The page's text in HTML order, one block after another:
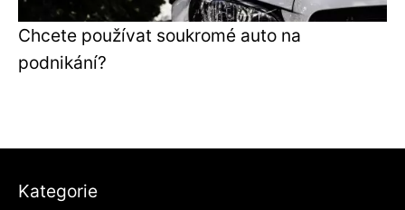
Chcete používat soukromé auto na
podnikání?
Kategorie